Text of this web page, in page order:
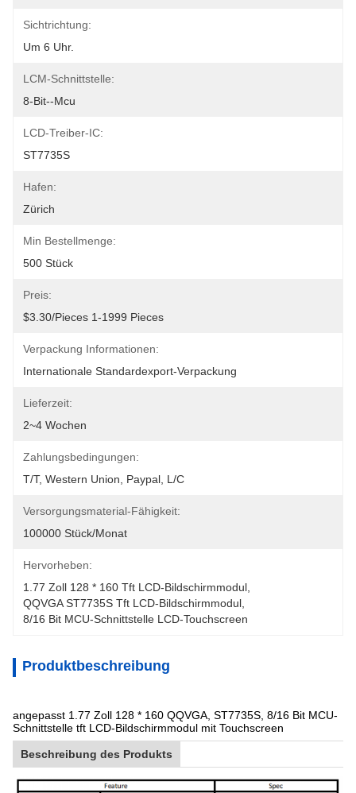
Sichtrichtung:
Um 6 Uhr.
LCM-Schnittstelle:
8-Bit--Mcu
LCD-Treiber-IC:
ST7735S
Hafen:
Zürich
Min Bestellmenge:
500 Stück
Preis:
$3.30/pieces 1-1999 Pieces
Verpackung Informationen:
Internationale Standardexport-Verpackung
Lieferzeit:
2~4 Wochen
Zahlungsbedingungen:
T/T, Western Union, Paypal, L/C
Versorgungsmaterial-Fähigkeit:
100000 Stück/Monat
Hervorheben:
1.77 Zoll 128 * 160 Tft LCD-Bildschirmmodul
QQVGA ST7735S Tft LCD-Bildschirmmodul
8/16 Bit MCU-Schnittstelle LCD-Touchscreen
Produktbeschreibung
angepasst 1.77 Zoll 128 * 160 QQVGA, ST7735S, 8/16 Bit MCU-
Schnittstelle tft LCD-Bildschirmmodul mit Touchscreen
Beschreibung des Produkts